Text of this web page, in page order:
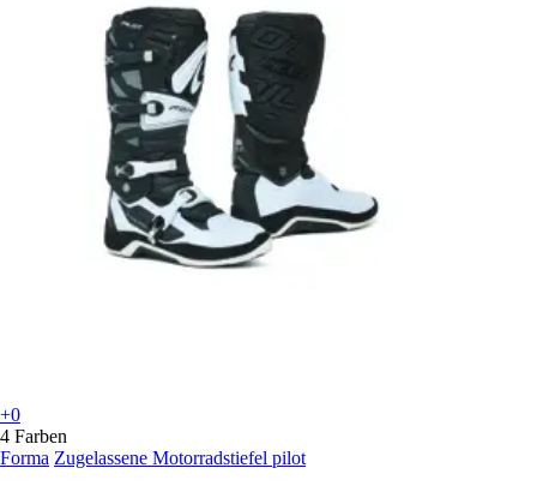
+0
4 Farben
Forma Zugelassene Motorradstiefel pilot